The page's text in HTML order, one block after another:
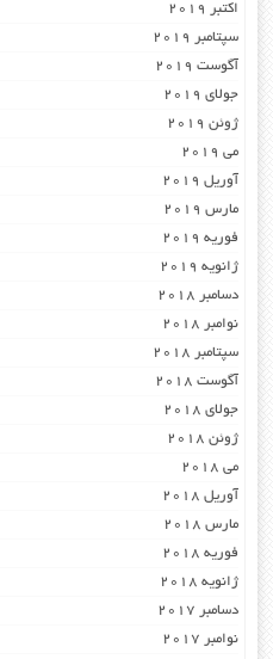
اکتبر 2019
سپتامبر 2019
آگوست 2019
جولای 2019
ژوئن 2019
می 2019
آوریل 2019
مارس 2019
فوریه 2019
ژانویه 2019
دسامبر 2018
نوامبر 2018
سپتامبر 2018
آگوست 2018
جولای 2018
ژوئن 2018
می 2018
آوریل 2018
مارس 2018
فوریه 2018
ژانویه 2018
دسامبر 2017
نوامبر 2017